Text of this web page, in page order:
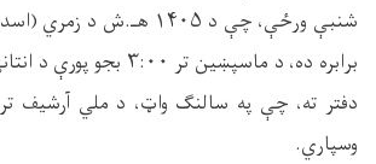
شنبې ورځې، چې د ۱۴۰۵ هـ.ش د زمري
برابره ده، د ماسپښین تر ۳:۰۰ بجو پورې د
دفتر ته، چې په سالنګ واټ، د ملي آرشیف
وسپاري.